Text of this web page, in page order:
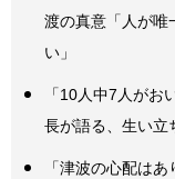
渡の真意「人が唯
い」
「10人中7人がお
長が語る、生い立
「津波の心配は